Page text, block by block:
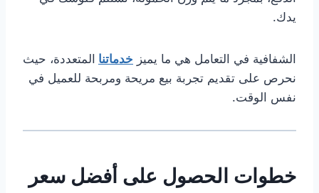
يدك.
الشفافية في التعامل هي ما يميز خدماتنا المتعددة، حيث
نحرص على تقديم تجربة بيع مريحة ومربحة للعميل في
نفس الوقت.
خطوات الحصول على أفضل سعر